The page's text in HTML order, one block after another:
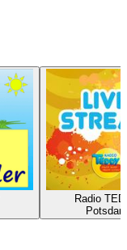
Radio
Potsdam